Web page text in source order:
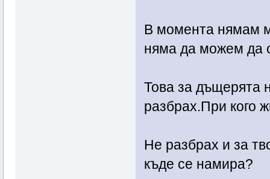
В момента нямам
няма да можем да
Това за дъщерята
разбрах.При кого
Не разбрах и за
къде се намира?